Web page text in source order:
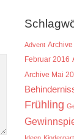
Advent
Februar 2016
Archive Mai
Frühling